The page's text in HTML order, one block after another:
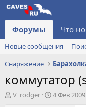
Форумы Что
Новые сообщения
Снаряжение
коммутатор
А
V_rodger
Д
4 Фев 2009